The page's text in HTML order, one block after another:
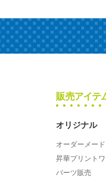
販売アイテ
オリジナル
オーダーメー
昇華プリント
パーツ販売